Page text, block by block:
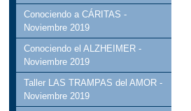
Conociendo a CÁRITAS -
Noviembre 2019
Conociendo el ALZHEIMER -
Noviembre 2019
Taller LAS TRAMPAS del AMOR -
Noviembre 2019